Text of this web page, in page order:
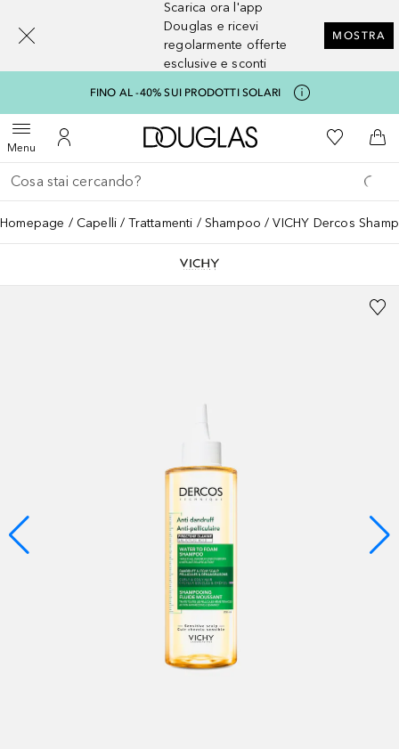
Scarica ora l'app
Douglas e ricevi
regolarmente offerte
esclusive e sconti
MOSTRA
FINO AL -40% SUI PRODOTTI SOLARI
MenuApri menuAl Mio Account
A Douglas HomeAlla Mia
Al
Torna indietro
Esegui ricerca
Homepage Capelli Trattamenti Shampoo VICHY Dercos
[navigation.slideout.screenreader]